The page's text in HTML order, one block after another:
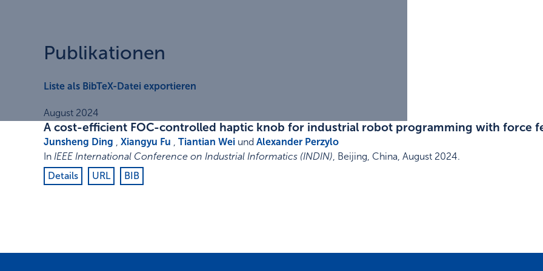
Publikationen
Liste als BibTeX-Datei exportieren
August 2024
A cost-efficient FOC-controlled haptic knob for industrial robot programming with force
Junsheng Ding Xiangyu Fu Tiantian Wei und Alexander Perzylo
In IEEE International Conference on Industrial Informatics (INDIN) Beijing, China August 2024.
Details
URL BIB